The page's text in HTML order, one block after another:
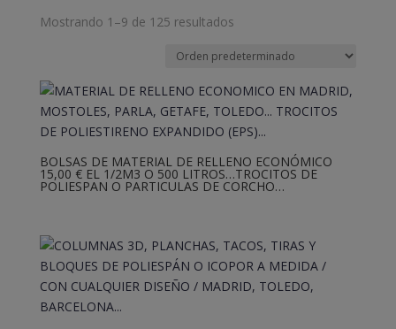
Mostrando 1–9 de 125 resultados
BOLSAS DE MATERIAL DE RELLENO ECONÓMICO
15,00 € EL 1/2M3 O 500 LITROS…TROCITOS DE
POLIESPAN O PARTICULAS DE CORCHO…